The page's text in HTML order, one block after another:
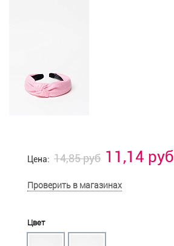
Цена: 14,85 руб 11,14 руб
Проверить в магазинах
Цвет